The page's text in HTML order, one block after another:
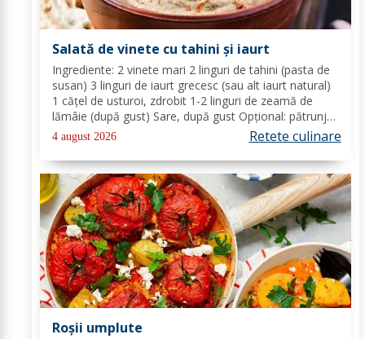
Salată de vinete cu tahini și iaurt
Ingrediente: 2 vinete mari 2 linguri de tahini (pasta de
susan) 3 linguri de iaurt grecesc (sau alt iaurt natural)
1 cățel de usturoi, zdrobit 1-2 linguri de zeamă de
lămâie (după gust) Sare, după gust Opțional: pătrunjel
proaspăt tocat pentru decor Mod de preparare: Coace
vinetele pe grătar sau în...
4 august 2026 Retete culinare
Roșii umplute